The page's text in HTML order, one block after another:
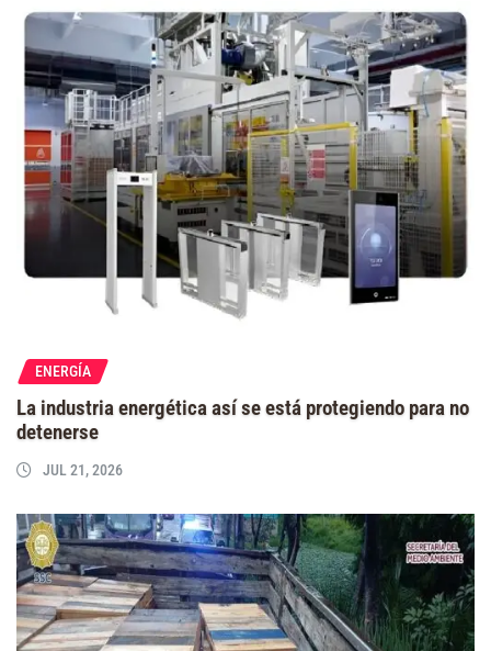
ENERGÍA
La industria energética así se está protegiendo para no
detenerse
JUL 21, 2026